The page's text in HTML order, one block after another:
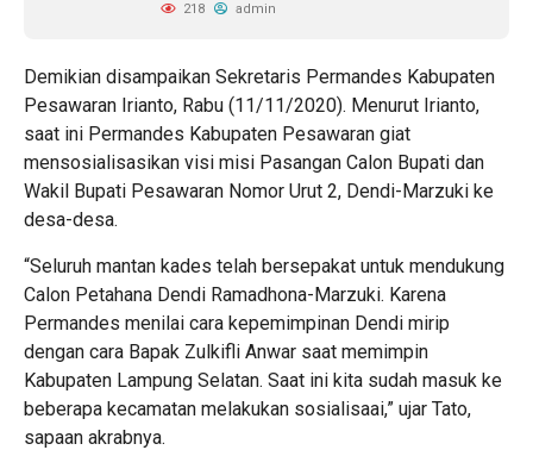
218 admin
Demikian disampaikan Sekretaris Permandes Kabupaten
Pesawaran Irianto, Rabu (11/11/2020). Menurut Irianto,
saat ini Permandes Kabupaten Pesawaran giat
mensosialisasikan visi misi Pasangan Calon Bupati dan
Wakil Bupati Pesawaran Nomor Urut 2, Dendi-Marzuki ke
desa-desa.
“Seluruh mantan kades telah bersepakat untuk mendukung
Calon Petahana Dendi Ramadhona-Marzuki. Karena
Permandes menilai cara kepemimpinan Dendi mirip
dengan cara Bapak Zulkifli Anwar saat memimpin
Kabupaten Lampung Selatan. Saat ini kita sudah masuk ke
beberapa kecamatan melakukan sosialisaai,” ujar Tato,
sapaan akrabnya.